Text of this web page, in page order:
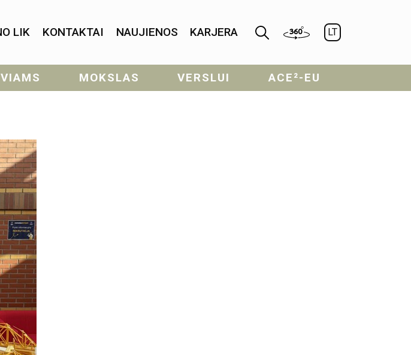
LIK KONTAKTAI NAUJIENOS KARJERA LT
MOKSLAS VERSLUI ACE²-EU